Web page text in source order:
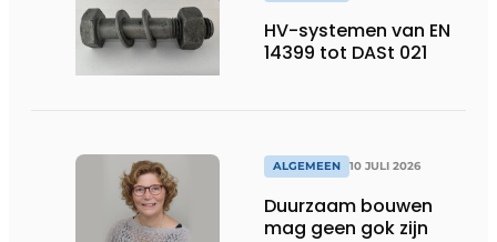
HV-systemen van EN
14399 tot DASt 021
ALGEMEEN 10 JULI 2026
Duurzaam bouwen
mag geen gok zijn